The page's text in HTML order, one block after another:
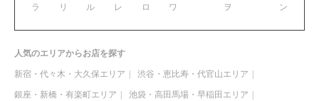
ラ リ ル レ ロ ワ ヲ ン
人気のエリアからお店を探す
新宿・代々木・大久保エリア 渋谷・恵比寿・代官山エリア
銀座・新橋・有楽町エリア 池袋・高田馬場・早稲田エリア